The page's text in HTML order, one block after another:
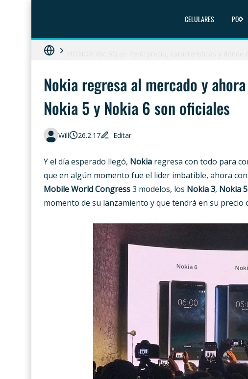
CELULARES PC
Moto G86 Power 5G en Perú: precio, ficha técnica y
Nokia regresa al mercado y
Nokia 5 y Nokia 6 son oficiales
Will 26.2.17 Editar
Y el día esperado llegó, Nokia regresa con todo para
que en algún momento fue el lider imbatible, ahora con
Mobile World Congress3 modelos, los Nokia 3, Nokia 5
momento de su lanzamiento y que tendrá en su